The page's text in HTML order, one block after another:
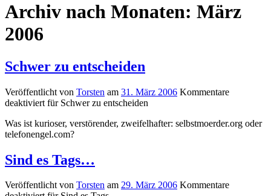
Archiv nach Monaten: März
2006
Schwer zu entscheiden
Veröffentlicht von Torsten am 31. März 2006 Kommentare
deaktiviert für Schwer zu entscheiden
Was ist kurioser, verstörender, zweifelhafter: selbstmoerder.org oder
telefonengel.com?
Sind es Tags…
Veröffentlicht von Torsten am 29. März 2006 Kommentare